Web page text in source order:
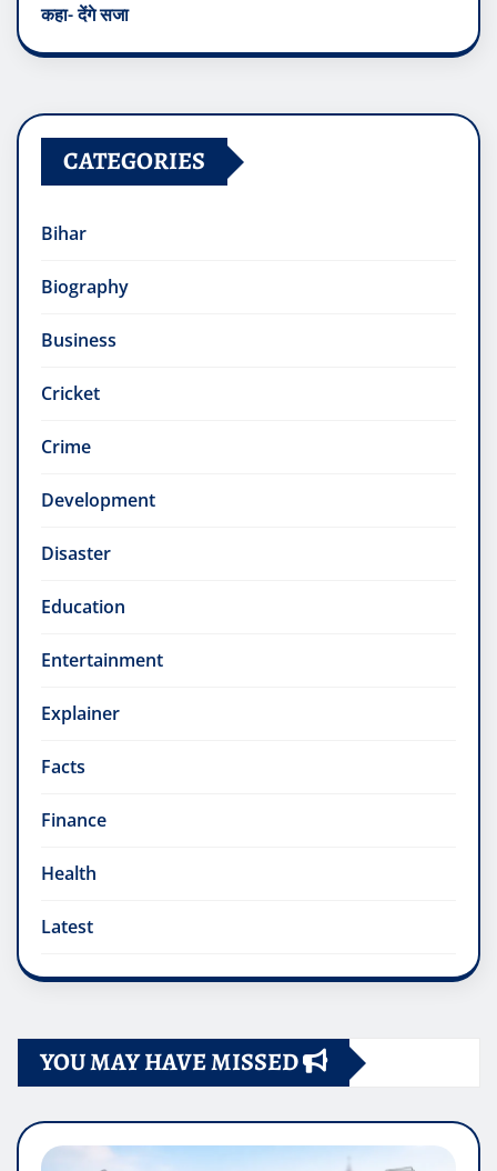
कहा- देंगे सजा
CATEGORIES
Bihar
Biography
Business
Cricket
Crime
Development
Disaster
Education
Entertainment
Explainer
Facts
Finance
Health
Latest
YOU MAY HAVE MISSED